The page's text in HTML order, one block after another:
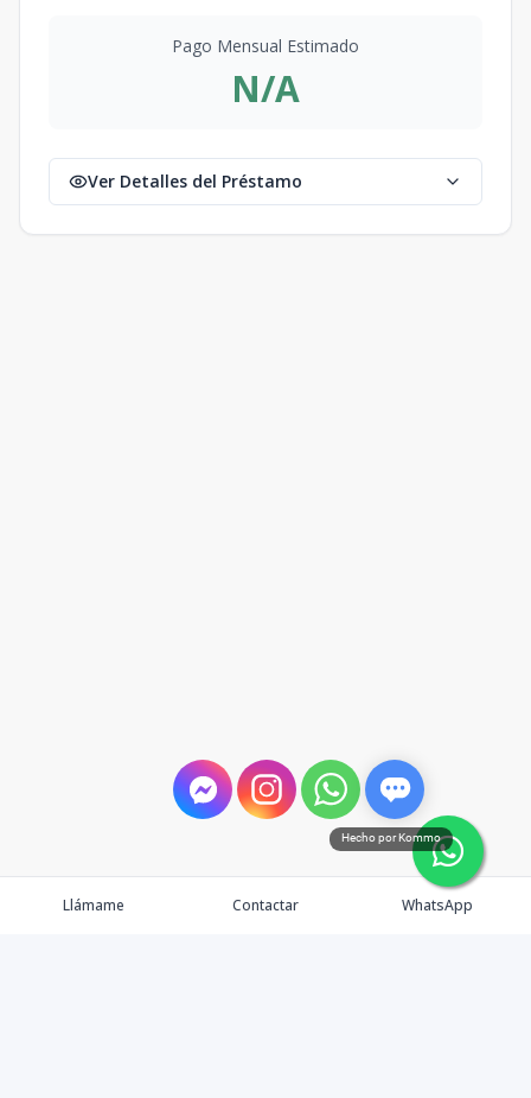
Pago Mensual Estimado
N/A
Ver Detalles del Préstamo
Llámame Contactar WhatsApp
Hecho por Kommo